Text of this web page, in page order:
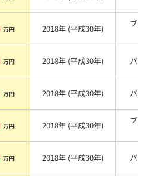
万円 2018年 (平成30年)
ブラ
万円 2018年 (平成30年) パール
万円 2018年 (平成30年) パール
万円 2018年 (平成30年)
ブラ
万円 2018年 (平成30年) パール